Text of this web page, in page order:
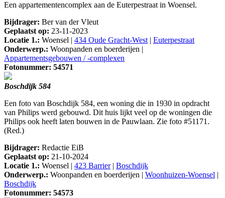
Een appartementencomplex aan de Euterpestraat in Woensel.
Bijdrager: Ber van der Vleut
Geplaatst op: 23-11-2023
Locatie 1.: Woensel | 434 Oude Gracht-West| Euterpestraat
Onderwerp.: Woonpanden en boerderijen |
Appartementsgebouwen / -complexen
Fotonummer: 54571
Boschdijk 584
Een foto van Boschdijk 584, een woning die in 1930 in opdracht
van Philips werd gebouwd. Dit huis lijkt veel op de woningen die
Philips ook heeft laten bouwen in de Pauwlaan. Zie foto #51171.
(Red.)
Bijdrager: Redactie EiB
Geplaatst op: 21-10-2024
Locatie 1.: Woensel | 423 Barrier| Boschdijk
Onderwerp.: Woonpanden en boerderijen | Woonhuizen-Woensel |
Boschdijk
Fotonummer: 54573